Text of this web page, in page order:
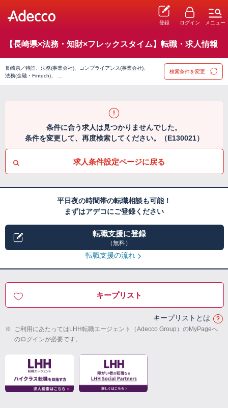
登録 ログイン メニュー
【長崎県×法務・知財×フレックスタイム】転職・求人情報
長崎県／特許、法務(事業会社)、コンプライアンス(事業会社)、
法務(金融・Fintech)、 …
検索条件を変更
条件に合う求人は見つかりませんでした。
条件を変更して、再度検索してください。（E130021）
求人条件設定ページに戻る
平日夜の時間帯の転職相談も可能！
まずはアデコにご登録ください
転職支援に登録
（無料）
転職支援の流れ
キープリスト
キープリストとは
※ ご利用にあたってはLHH転職エージェント（Adecco Group）のMyPageへ
のログインが必要です。